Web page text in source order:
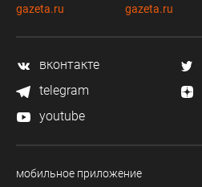
gazeta.ru
gazeta.ru
вконтакте
telegram
youtube
мобильное приложение